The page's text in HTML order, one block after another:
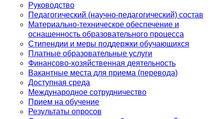
Руководство
Педагогический (научно-педагогический) состав
Материально-техническое обеспечение и
оснащенность образовательного процесса
Стипендии и меры поддержки обучающихся
Платные образовательные услуги
Финансово-хозяйственная деятельность
Вакантные места для приема (перевода)
Доступная среда
Международное сотрудничество
Прием на обучение
Результаты опросов